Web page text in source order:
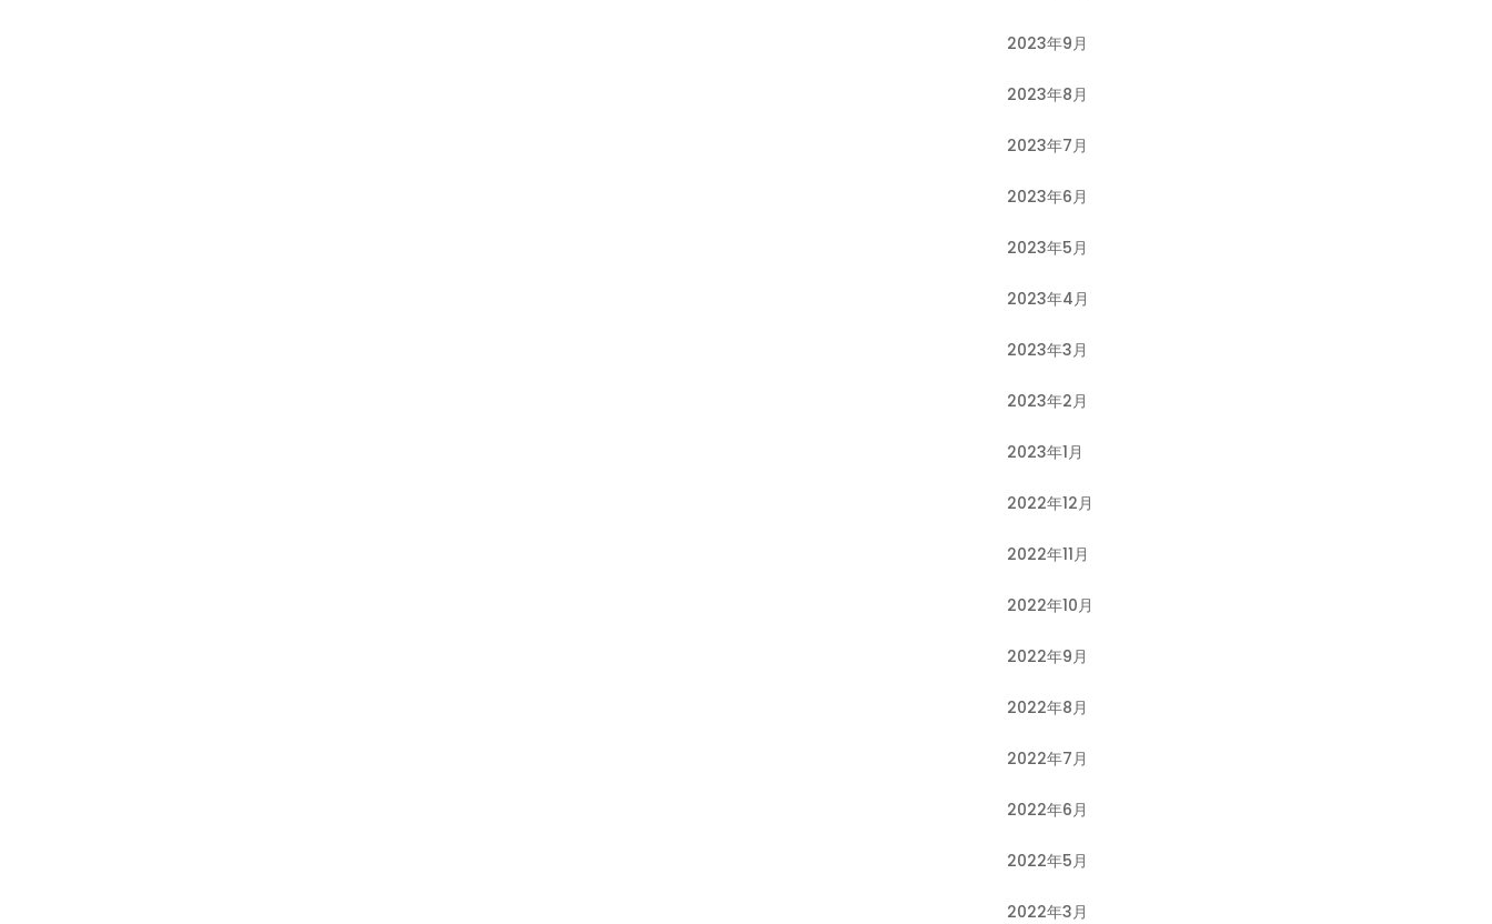
2023年9月
2023年8月
2023年7月
2023年6月
2023年5月
2023年4月
2023年3月
2023年2月
2023年1月
2022年12月
2022年11月
2022年10月
2022年9月
2022年8月
2022年7月
2022年6月
2022年5月
2022年3月